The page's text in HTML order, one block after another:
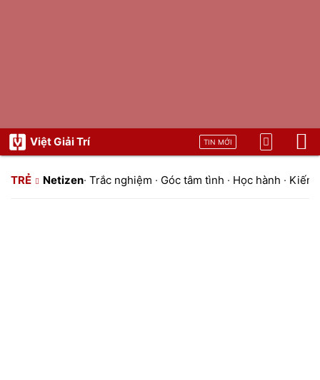
Việt Giải Trí TIN MỚI
TRẺ Netizen· Trắc nghiệm · Góc tâm tình · Học hành · Kiến